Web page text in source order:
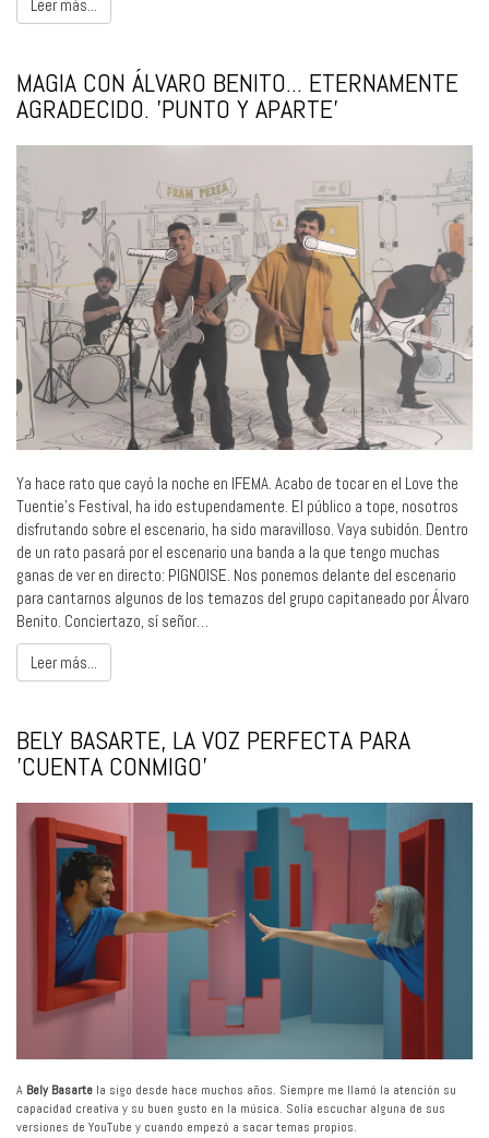
Leer más...
MAGIA CON ÁLVARO BENITO... ETERNAMENTE
AGRADECIDO. 'PUNTO Y APARTE'
Ya hace rato que cayó la noche en IFEMA. Acabo de tocar en el Love the
Tuentie’s Festival, ha ido estupendamente. El público a tope, nosotros
disfrutando sobre el escenario, ha sido maravilloso. Vaya subidón. Dentro
de un rato pasará por el escenario una banda a la que tengo muchas
ganas de ver en directo: PIGNOISE. Nos ponemos delante del escenario
para cantarnos algunos de los temazos del grupo capitaneado por Álvaro
Benito. Conciertazo, sí señor…
Leer más...
BELY BASARTE, LA VOZ PERFECTA PARA
'CUENTA CONMIGO'
A Bely Basarte la sigo desde hace muchos años. Siempre me llamó la atención su
capacidad creativa y su buen gusto en la música. Solía escuchar alguna de sus
versiones de YouTube y cuando empezó a sacar temas propios.